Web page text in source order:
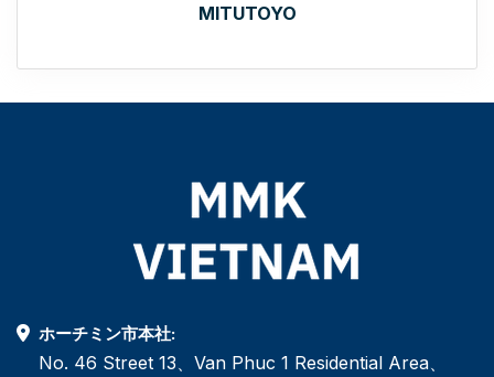
MITUTOYO
ホーチミン市本社:
No. 46 Street 13、Van Phuc 1 Residential Area、